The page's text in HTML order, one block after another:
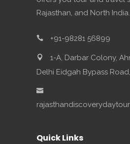
Rajasthan, and North India.
+91-98281 56899
1-A, Darbar Colony,
Delhi Eidgah Bypass
Quick Links